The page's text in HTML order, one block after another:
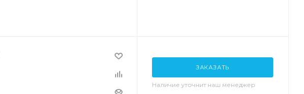
ЗАКАЗАТЬ
Наличие уточнит наш менеджер